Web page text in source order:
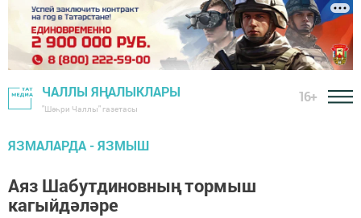
ЧАЛЛЫ ЯҢАЛЫКЛАРЫ
"Шәһри Чаллы" газетасы
16+
ЯЗМАЛАРДА - ЯЗМЫШ
Аяз Шабутдиновның тормыш
кагыйдәләре